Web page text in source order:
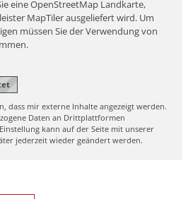
eine OpenStreetMap Landkarte,
MapTiler ausgeliefert wird. Um
müssen Sie der Verwendung von
dass mir externe Inhalte angezeigt werden.
Daten an Drittplattformen
kann auf der Seite mit unserer
jederzeit wieder geändert werden.